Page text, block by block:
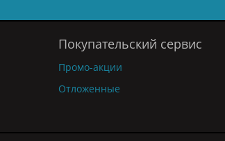
Покупательский сервис
Промо-акции
Отложенные